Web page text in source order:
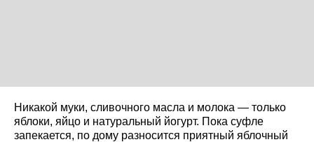
Никакой муки, сливочного масла и молока — только
яблоки, яйцо и натуральный йогурт. Пока суфле
запекается, по дому разносится приятный яблочный